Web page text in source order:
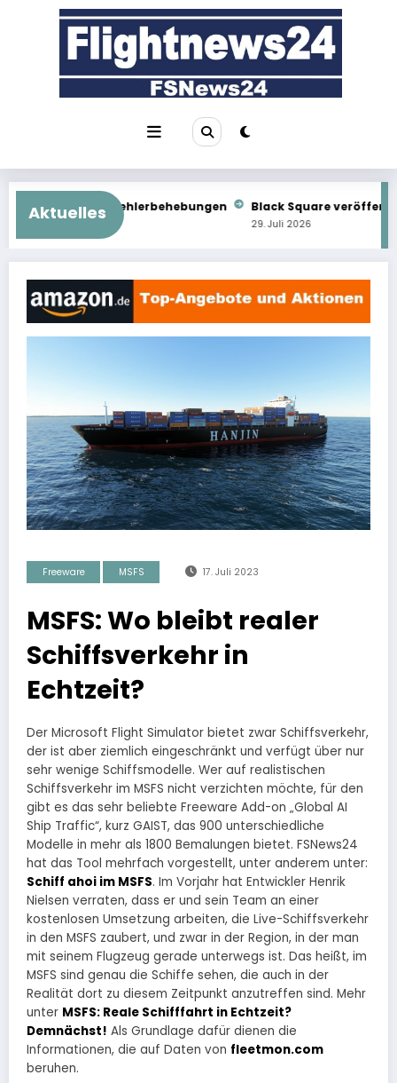
AktuellesBlack Square veröffentlicht Commander 114
29. Juli 2026
Freeware MSFS 17. Juli 2023
MSFS: Wo bleibt realer
Schiffsverkehr in
Echtzeit?
Der Microsoft Flight Simulator bietet zwar Schiffsverkehr,
der ist aber ziemlich eingeschränkt und verfügt über nur
sehr wenige Schiffsmodelle. Wer auf realistischen
Schiffsverkehr im MSFS nicht verzichten möchte, für den
gibt es das sehr beliebte Freeware Add-on „Global AI
Ship Traffic“, kurz GAIST, das 900 unterschiedliche
Modelle in mehr als 1800 Bemalungen bietet. FSNews24
hat das Tool mehrfach vorgestellt, unter anderem unter:
Schiff ahoi im MSFS. Im Vorjahr hat Entwickler Henrik
Nielsen verraten, dass er und sein Team an einer
kostenlosen Umsetzung arbeiten, die Live-Schiffsverkehr
in den MSFS zaubert, und zwar in der Region, in der man
mit seinem Flugzeug gerade unterwegs ist. Das heißt, im
MSFS sind genau die Schiffe sehen, die auch in der
Realität dort zu diesem Zeitpunkt anzutreffen sind. Mehr
unter MSFS: Reale Schifffahrt in Echtzeit?
Demnächst! Als Grundlage dafür dienen die
Informationen, die auf Daten von fleetmon.com
beruhen.